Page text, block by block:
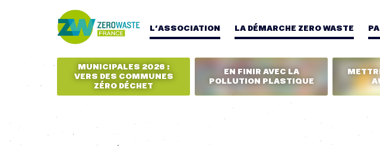
L’ASSOCIATION LA DÉMARCHE ZERO WASTE
MUNICIPALES 2026 :
VERS DES COMMUNES
ZÉRO DÉCHET
EN FINIR AVEC LA
POLLUTION PLASTIQUE